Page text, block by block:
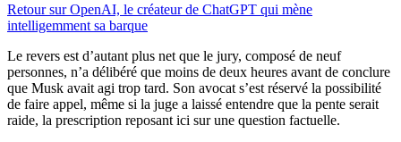
Retour sur OpenAI, le créateur de ChatGPT qui mène
intelligemment sa barque
Le revers est d’autant plus net que le jury, composé de neuf
personnes, n’a délibéré que moins de deux heures avant de conclure
que Musk avait agi trop tard. Son avocat s’est réservé la possibilité
de faire appel, même si la juge a laissé entendre que la pente serait
raide, la prescription reposant ici sur une question factuelle.